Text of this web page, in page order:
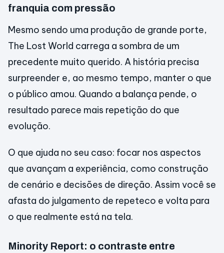
franquia com pressão
Mesmo sendo uma produção de grande porte,
The Lost World carrega a sombra de um
precedente muito querido. A história precisa
surpreender e, ao mesmo tempo, manter o que
o público amou. Quando a balança pende, o
resultado parece mais repetição do que
evolução.
O que ajuda no seu caso: focar nos aspectos
que avançam a experiência, como construção
de cenário e decisões de direção. Assim você se
afasta do julgamento de repeteco e volta para
o que realmente está na tela.
Minority Report: o contraste entre